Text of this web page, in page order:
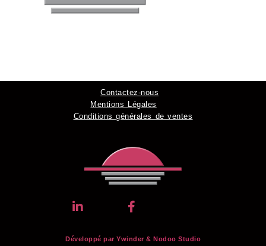
Contactez-nous
Mentions Légales
Conditions générales de ventes
Développé par Ywinder & Nodoo Studio